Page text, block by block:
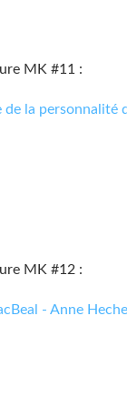
MK #11 :
de la personnalité
MK #12 :
- Anne